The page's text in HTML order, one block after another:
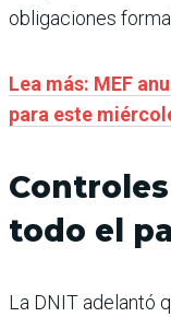
obligaciones
Lea más: MEF
para este
todo el
La DNIT adelantó